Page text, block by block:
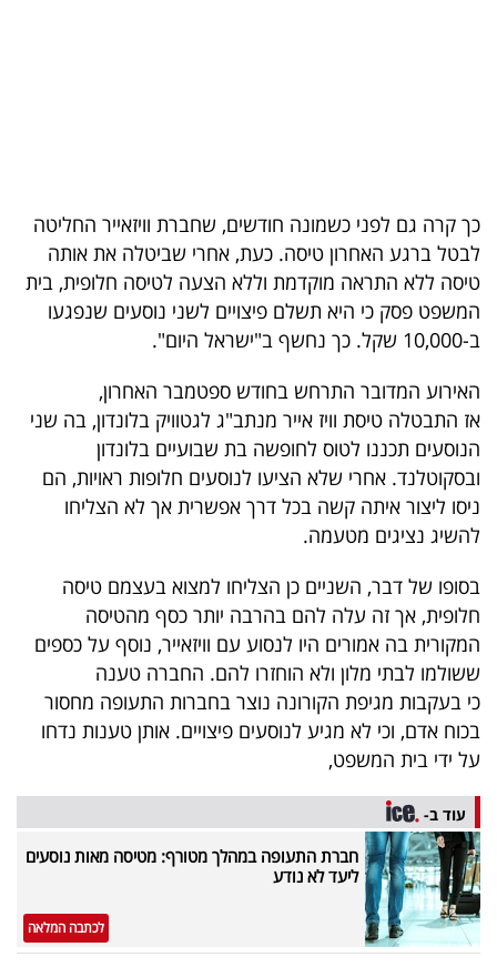
5
המילון
הכלכלי
40
UNDER
40
שיתופי
פעולה
דרושים
ניוזלטרים
מייל
אדום
כך קרה גם לפני כשמונה חודשים, שחברת וויזאייר החליטה
לבטל ברגע האחרון טיסה. כעת, אחרי שביטלה את אותה
טיסה ללא התראה מוקדמת וללא הצעה לטיסה חלופית, בית
המשפט פסק כי היא תשלם פיצויים לשני נוסעים שנפגעו
ב-10,000 שקל. כך נחשף ב"ישראל היום".
האירוע המדובר התרחש בחודש ספטמבר האחרון,
אז התבטלה טיסת וויז אייר מנתב"ג לגטוויק בלונדון, בה שני
הנוסעים תכננו לטוס לחופשה בת שבועיים בלונדון
ובסקוטלנד. אחרי שלא הציעו לנוסעים חלופות ראויות, הם
ניסו ליצור איתה קשה בכל דרך אפשרית אך לא הצליחו
להשיג נציגים מטעמה.
בסופו של דבר, השניים כן הצליחו למצוא בעצמם טיסה
חלופית, אך זה עלה להם בהרבה יותר כסף מהטיסה
המקורית בה אמורים היו לנסוע עם וויזאייר, נוסף על כספים
ששולמו לבתי מלון ולא הוחזרו להם. החברה טענה
כי בעקבות מגיפת הקורונה נוצר בחברות התעופה מחסור
בכוח אדם, וכי לא מגיע לנוסעים פיצויים. אותן טענות נדחו
על ידי בית המשפט,
עוד ב-
חברת התעופה במהלך מטורף: מטיסה מאות נוסעים
ליעד לא נודע
לכתבה המלאה